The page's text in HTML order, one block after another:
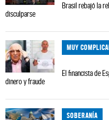
Brasil rebajó la
disculparse
MUY
El financista de
dinero y fraude
SOBERANÍA